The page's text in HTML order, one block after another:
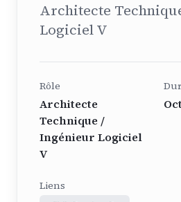
Architecte
Logiciel V
Rôle
Architecte
Technique /
Ingénieur Logiciel
V
Liens